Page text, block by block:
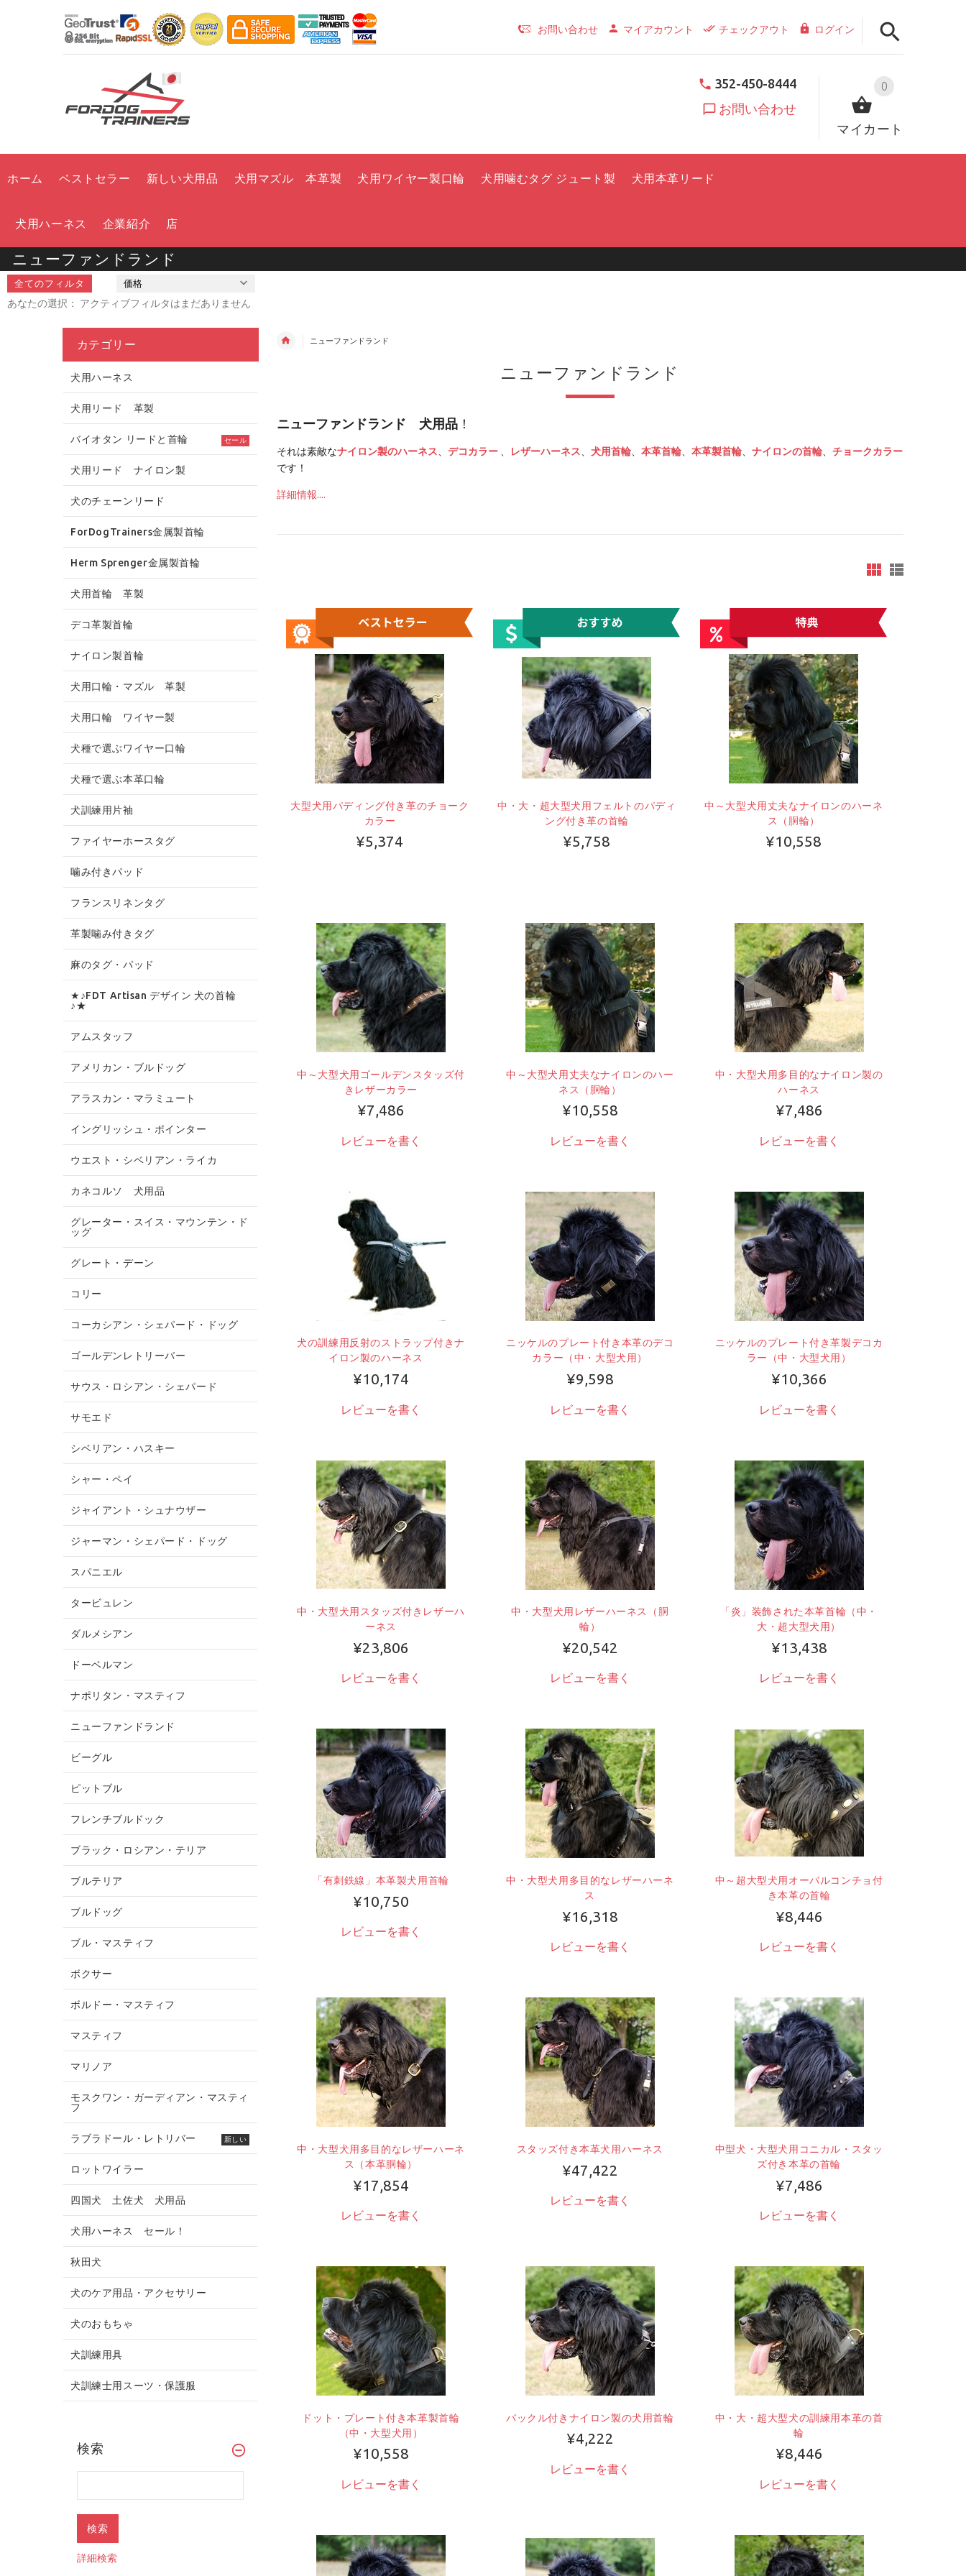
お問い合わせ マイアカウント チェックアウト ログイン
0
マイカート
352-450-8444
お問い合わせ
ホーム ベストセラー 新しい犬用品 犬用マズル 本革製 犬用ワイヤー製口輪 犬用噛むタグ ジュート製 犬用本革リード
犬用ハーネス 企業紹介 店
ニューファンドランド
全てのフィルタ 価格
あなたの選択： アクティブフィルタはまだありません
ニューファンドランド
ニューファンドランド
ニューファンドランド 犬用品！
それは素敵なナイロン製のハーネス デコカラー、 レザーハーネス 犬用首輪、 本革首輪、 本革製首輪、 ナイロンの首輪、 チョークカラー
です！
詳細情報....
大型犬用パディング付き革のチョーク
カラー
¥5,374
中・大・超大型犬用フェルトのパディ
ング付き革の首輪
¥5,758
中～大型犬用丈夫なナイロンのハーネ
ス（胴輪）
¥10,558
中～大型犬用ゴールデンスタッズ付
きレザーカラー
¥7,486
レビューを書く
中～大型犬用丈夫なナイロンのハー
ネス（胴輪）
¥10,558
レビューを書く
中・大型犬用多目的なナイロン製の
ハーネス
¥7,486
レビューを書く
犬の訓練用反射のストラップ付きナ
イロン製のハーネス
¥10,174
レビューを書く
ニッケルのプレート付き本革のデコ
カラー（中・大型犬用）
¥9,598
レビューを書く
ニッケルのプレート付き革製デコカ
ラー（中・大型犬用）
¥10,366
レビューを書く
中・大型犬用スタッズ付きレザーハ
ーネス
¥23,806
レビューを書く
中・大型犬用レザーハーネス（胴
輪）
¥20,542
レビューを書く
「炎」装飾された本革首輪（中・
大・超大型犬用）
¥13,438
レビューを書く
「有刺鉄線」本革製犬用首輪
¥10,750
レビューを書く
中・大型犬用多目的なレザーハーネ
ス
¥16,318
レビューを書く
中～超大型犬用オーバルコンチョ付
き本革の首輪
¥8,446
レビューを書く
中・大型犬用多目的なレザーハーネ
ス（本革胴輪）
¥17,854
レビューを書く
スタッズ付き本革犬用ハーネス
¥47,422
レビューを書く
中型犬・大型犬用コニカル・スタッ
ズ付き本革の首輪
¥7,486
レビューを書く
ドット・プレート付き本革製首輪
（中・大型犬用）
¥10,558
レビューを書く
バックル付きナイロン製の犬用首輪
¥4,222
レビューを書く
中・大・超大型犬の訓練用本革の首
輪
¥8,446
レビューを書く
カテゴリー
犬用ハーネス
犬用リード 革製
バイオタン リードと首輪 セール
犬用リード ナイロン製
犬のチェーンリード
ForDogTrainers金属製首輪
Herm Sprenger金属製首輪
犬用首輪 革製
デコ革製首輪
ナイロン製首輪
犬用口輪・マズル 革製
犬用口輪 ワイヤー製
犬種で選ぶワイヤー口輪
犬種で選ぶ本革口輪
犬訓練用片袖
ファイヤーホースタグ
噛み付きパッド
フランスリネンタグ
革製噛み付きタグ
麻のタグ・パッド
★♪FDT Artisan デザイン 犬の首輪
♪★
アムスタッフ
アメリカン・ブルドッグ
アラスカン・マラミュート
イングリッシュ・ポインター
ウエスト・シベリアン・ライカ
カネコルソ 犬用品
グレーター・スイス・マウンテン・ド
ッグ
グレート・デーン
コリー
コーカシアン・シェパード・ドッグ
ゴールデンレトリーバー
サウス・ロシアン・シェパード
サモエド
シベリアン・ハスキー
シャー・ペイ
ジャイアント・シュナウザー
ジャーマン・シェパード・ドッグ
スパニエル
タービュレン
ダルメシアン
ドーベルマン
ナポリタン・マスティフ
ニューファンドランド
ビーグル
ピットブル
フレンチブルドック
ブラック・ロシアン・テリア
ブルテリア
ブルドッグ
ブル・マスティフ
ボクサー
ボルドー・マスティフ
マスティフ
マリノア
モスクワン・ガーディアン・マスティ
フ
ラブラドール・レトリバー 新しい
ロットワイラー
四国犬 土佐犬 犬用品
犬用ハーネス セール！
秋田犬
犬のケア用品・アクセサリー
犬のおもちゃ
犬訓練用具
犬訓練士用スーツ・保護服
検索
詳細検索